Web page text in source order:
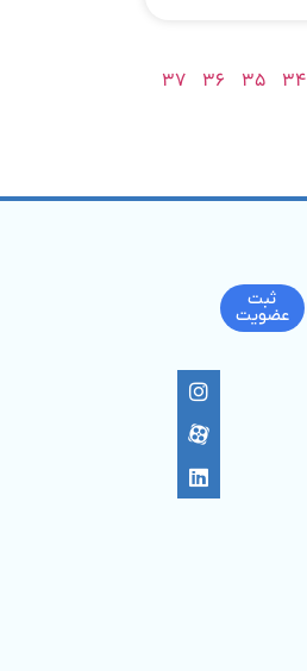
۳۴ ۳۵ ۳۶
۳۷
ثبت
عضویت